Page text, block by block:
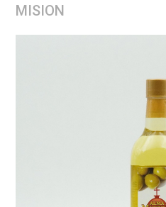
MISION